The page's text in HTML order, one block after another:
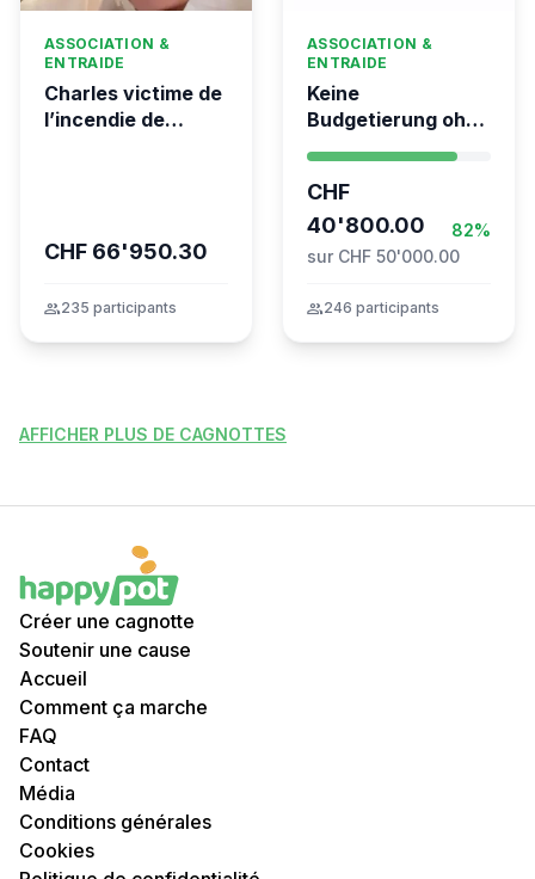
ASSOCIATION &
ENTRAIDE
Charles victime de
l’incendie de
CHF 66'950.30
group235 participants
ASSOCIATION &
ENTRAIDE
Keine
Budgetierung ohne
Höchstgrenze
unabhängig prüfen
CHF
40'800.00
82%
sur CHF 50'000.00
group246 participants
AFFICHER PLUS DE CAGNOTTES
Créer une cagnotte
Soutenir une cause
Accueil
Comment ça marche
FAQ
Contact
Média
Conditions générales
Cookies